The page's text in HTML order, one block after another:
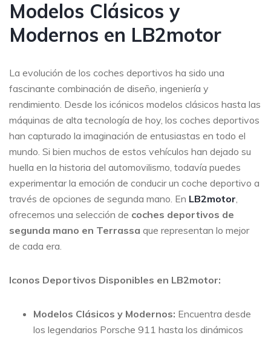
Modelos Clásicos y
Modernos en LB2motor
La evolución de los coches deportivos ha sido una
fascinante combinación de diseño, ingeniería y
rendimiento. Desde los icónicos modelos clásicos hasta las
máquinas de alta tecnología de hoy, los coches deportivos
han capturado la imaginación de entusiastas en todo el
mundo. Si bien muchos de estos vehículos han dejado su
huella en la historia del automovilismo, todavía puedes
experimentar la emoción de conducir un coche deportivo a
través de opciones de segunda mano. En LB2motor
ofrecemos una selección de coches deportivos de
segunda mano en Terrassa que representan lo mejor
de cada era.
Iconos Deportivos Disponibles en LB2motor:
Modelos Clásicos y Modernos: Encuentra desde
los legendarios Porsche 911 hasta los dinámicos